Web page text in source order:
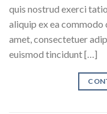
quis nostrud exerci
aliquip ex ea
amet, consectetuer
euismod tincidunt […]